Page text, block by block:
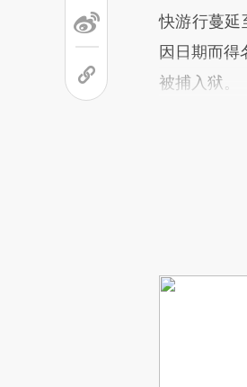
快游行蔓延
因日期而得
被捕入狱。